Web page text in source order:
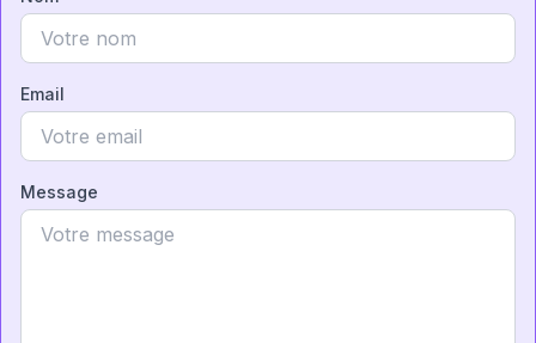
Email
Message